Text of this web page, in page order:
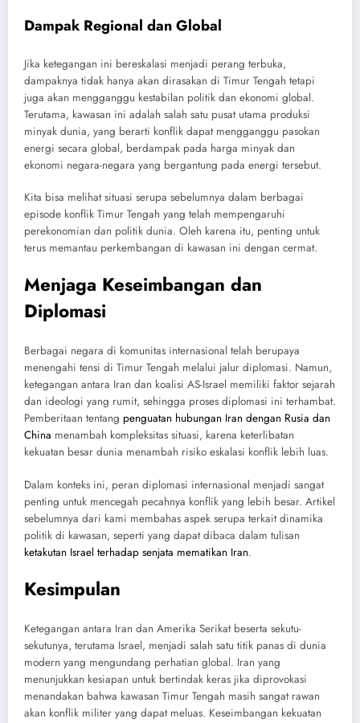
Dampak Regional dan Global
Jika ketegangan ini bereskalasi menjadi perang terbuka,
dampaknya tidak hanya akan dirasakan di Timur Tengah tetapi
juga akan mengganggu kestabilan politik dan ekonomi global.
Terutama, kawasan ini adalah salah satu pusat utama produksi
minyak dunia, yang berarti konflik dapat mengganggu pasokan
energi secara global, berdampak pada harga minyak dan
ekonomi negara-negara yang bergantung pada energi tersebut.
Kita bisa melihat situasi serupa sebelumnya dalam berbagai
episode konflik Timur Tengah yang telah mempengaruhi
perekonomian dan politik dunia. Oleh karena itu, penting untuk
terus memantau perkembangan di kawasan ini dengan cermat.
Menjaga Keseimbangan dan
Diplomasi
Berbagai negara di komunitas internasional telah berupaya
menengahi tensi di Timur Tengah melalui jalur diplomasi. Namun,
ketegangan antara Iran dan koalisi AS-Israel memiliki faktor sejarah
dan ideologi yang rumit, sehingga proses diplomasi ini terhambat.
Pemberitaan tentang penguatan hubungan Iran dengan Rusia dan
China menambah kompleksitas situasi, karena keterlibatan
kekuatan besar dunia menambah risiko eskalasi konflik lebih luas.
Dalam konteks ini, peran diplomasi internasional menjadi sangat
penting untuk mencegah pecahnya konflik yang lebih besar. Artikel
sebelumnya dari kami membahas aspek serupa terkait dinamika
politik di kawasan, seperti yang dapat dibaca dalam tulisan
ketakutan Israel terhadap senjata mematikan Iran.
Kesimpulan
Ketegangan antara Iran dan Amerika Serikat beserta sekutu-
sekutunya, terutama Israel, menjadi salah satu titik panas di dunia
modern yang mengundang perhatian global. Iran yang
menunjukkan kesiapan untuk bertindak keras jika diprovokasi
menandakan bahwa kawasan Timur Tengah masih sangat rawan
akan konflik militer yang dapat meluas. Keseimbangan kekuatan